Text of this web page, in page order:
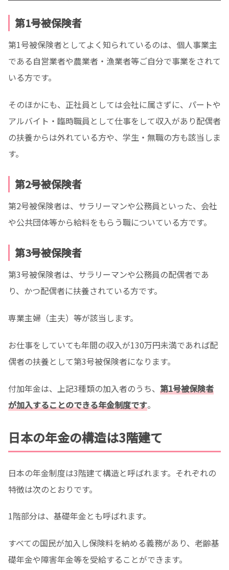
第1号被保険者
第1号被保険者としてよく知られているのは、個人事業主
である自営業者や農業者・漁業者等ご自分で事業をされて
いる方です。
そのほかにも、正社員としては会社に属さずに、パートや
アルバイト・臨時職員として仕事をして収入があり配偶者
の扶養からは外れている方や、学生・無職の方も該当しま
す。
第2号被保険者
第2号被保険者は、サラリーマンや公務員といった、会社
や公共団体等から給料をもらう職についている方です。
第3号被保険者
第3号被保険者は、サラリーマンや公務員の配偶者であ
り、かつ配偶者に扶養されている方です。
専業主婦（主夫）等が該当します。
お仕事をしていても年間の収入が130万円未満であれば配
偶者の扶養として第3号被保険者になります。
付加年金は、上記3種類の加入者のうち、 第1号被保険者
が加入することのできる年金制度です。
日本の年金の構造は3階建て
日本の年金制度は3階建て構造と呼ばれます。それぞれの
特徴は次のとおりです。
1階部分は、基礎年金とも呼ばれます。
すべての国民が加入し保険料を納める義務があり、老齢基
礎年金や障害年金等を受給することができます。